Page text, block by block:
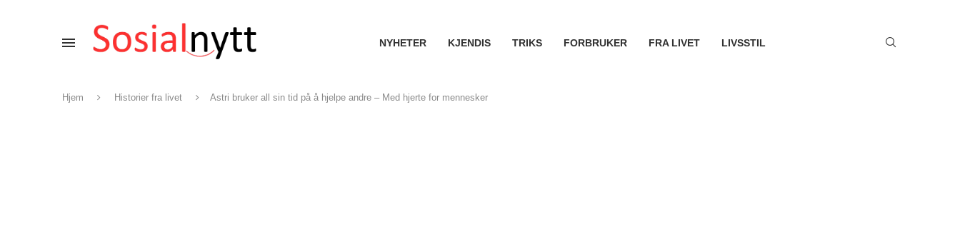
NYHETER KJENDIS TRIKS FORBRUKER FRA LIVET LIVSSTIL
Hjem Historier fra livet Astri bruker all sin tid på å hjelpe andre – Med hjerte for mennesker